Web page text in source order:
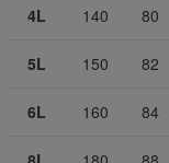
4L 140 80
5L 150 82
6L 160 84